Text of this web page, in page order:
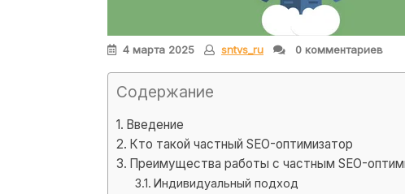
4 марта 2025 sntvs_ru 0 комментариев
Содержание
Введение
Кто такой частный SEO-оптимизатор
Преимущества работы с частным SEO-
Индивидуальный подход